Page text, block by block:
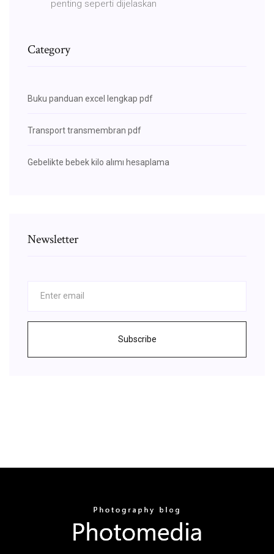
penting seperti dijelaskan
Category
Buku panduan excel lengkap pdf
Transport transmembran pdf
Gebelikte bebek kilo alımı hesaplama
Newsletter
Subscribe